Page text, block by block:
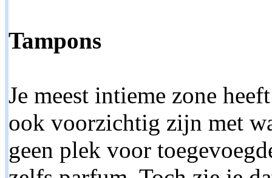
Tampons
Je meest intieme zone
ook voorzichtig zijn met
geen plek voor